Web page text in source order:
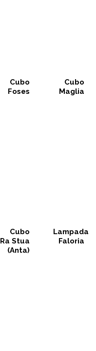
Cubo
Foses
Cubo
Maglia
Cubo
Ra Stua
(Anta)
Lampada
Faloria